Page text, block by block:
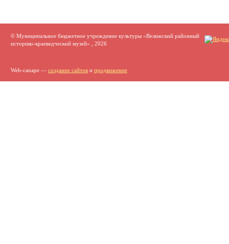
© Муниципальное бюджетное учреждение культуры «Велижский районный
историко-краеведческий музей» , 2026
Web-canape — создание сайтов и продвижение